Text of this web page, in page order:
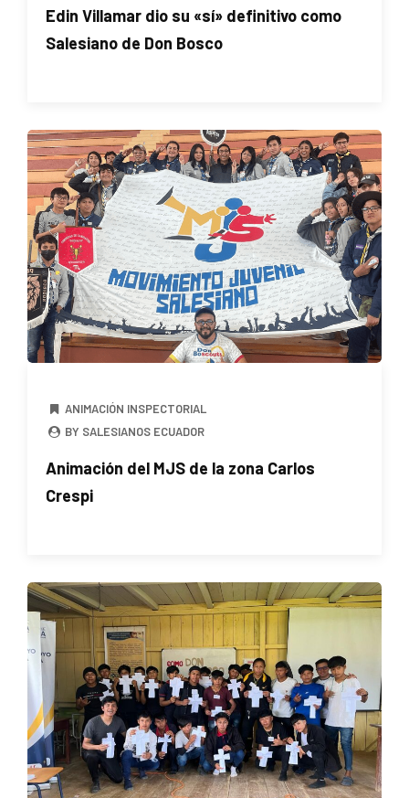
Edin Villamar dio su «sí» definitivo como
Salesiano de Don Bosco
ANIMACIÓN INSPECTORIAL
BY SALESIANOS ECUADOR
Animación del MJS de la zona Carlos
Crespi